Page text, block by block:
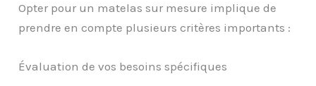
Opter pour un matelas sur mesure implique de
prendre en compte plusieurs critères importants :
Évaluation de vos besoins spécifiques